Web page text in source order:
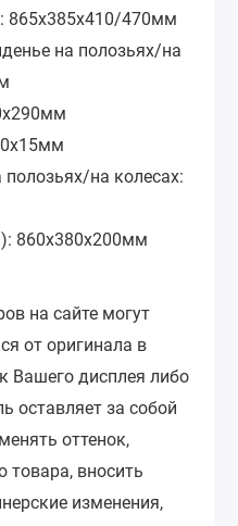
865х385х410/470мм
на полозьях/на
на колесах:
860х380х200мм
на сайте могут
от оригинала в
Вашего дисплея либо
оставляет за собой
оттенок,
товара, вносить
изменения,